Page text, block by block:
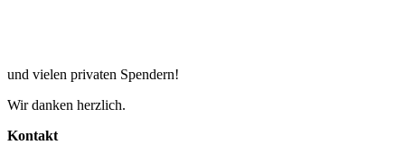
und vielen privaten Spendern!
Wir danken herzlich.
Kontakt